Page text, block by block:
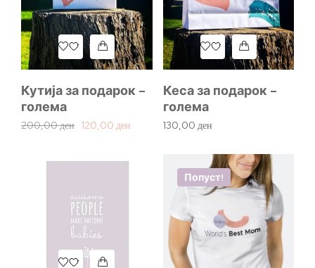
Кутија за подарок –
голема
200,00ден 120,00 ден
Кеса за подарок –
голема
130,00 ден
Попуст!